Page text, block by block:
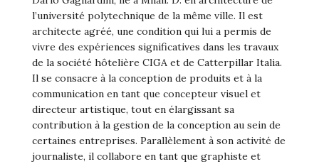
l’université polytechnique de la même ville. Il est
architecte agréé, une condition qui lui a permis de
vivre des expériences significatives dans les travaux
de la société hôtelière CIGA et de Catterpillar Italia.
Il se consacre à la conception de produits et à la
communication en tant que concepteur visuel et
directeur artistique, tout en élargissant sa
contribution à la gestion de la conception au sein de
certaines entreprises. Parallèlement à son activité de
journaliste, il collabore en tant que graphiste et